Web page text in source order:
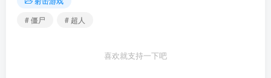
# 僵尸
# 超人
喜欢就支持一下吧